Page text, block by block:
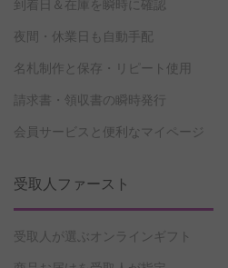
到着日＆在庫を瞬時に確認
夜間・休業日も自動手配
名札制作と保存・リピート使用
請求書・領収書の瞬時発行
会員サービスと便利なマイページ
受取人ファースト
受取人が選ぶオンラインギフト